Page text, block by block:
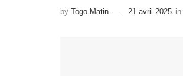
by Togo Matin 21 avril 2025 in